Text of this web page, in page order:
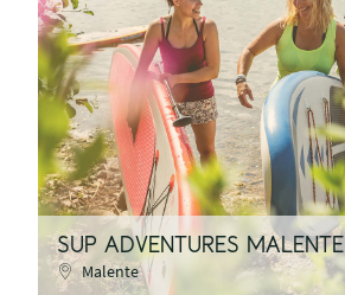
SUP ADVENTURES MALENTE
Malente